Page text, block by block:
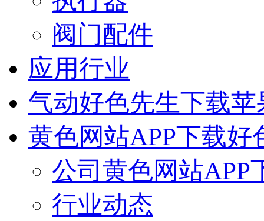
阀门配件
应用行业
气动好色先生下载
黄色网站APP下载好
公司黄色网站APP
行业动态